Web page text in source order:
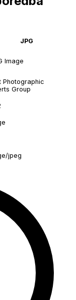
JPG
Image
Photographic
Group
jpeg